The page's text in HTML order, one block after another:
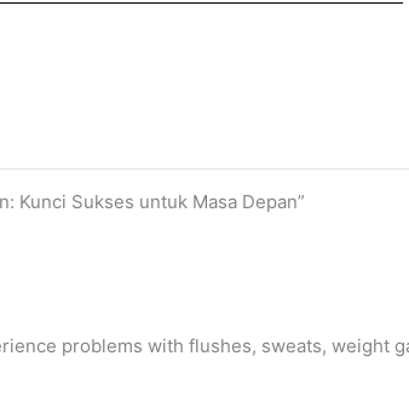
Kunci Sukses untuk Masa Depan”
problems with flushes, sweats, weight